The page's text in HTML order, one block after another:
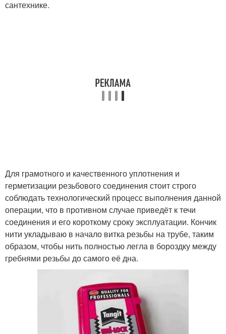
сантехнике.
Для грамотного и качественного уплотнения и
герметизации резьбового соединения стоит строго
соблюдать технологический процесс выполнения данной
операции, что в противном случае приведёт к течи
соединения и его короткому сроку эксплуатации. Кончик
нити укладываю в начало витка резьбы на трубе, таким
образом, чтобы нить полностью легла в бороздку между
гребнями резьбы до самого её дна.